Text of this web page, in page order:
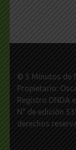
© 5 Minutos de
Propietario:
Registro DNDA
N° de edición
derechos